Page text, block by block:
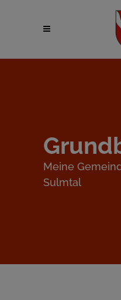
Meine
Sulmtal